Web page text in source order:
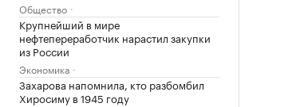
Общество
Крупнейший в мире
нефтепереработчик нарастил закупки
из России
Экономика
Захарова напомнила, кто разбомбил
Хиросиму в 1945 году